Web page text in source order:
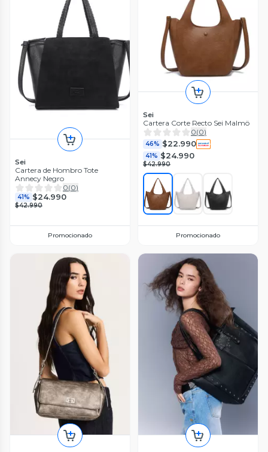
Sei
Cartera de Hombro Tote
Annecy Negro
0(0)
41% $24.990
$42.990
Promocionado
Sei
Cartera Corte Recto Sei Malmö
0(0)
46% $22.990
41% $24.990
$42.990
Promocionado